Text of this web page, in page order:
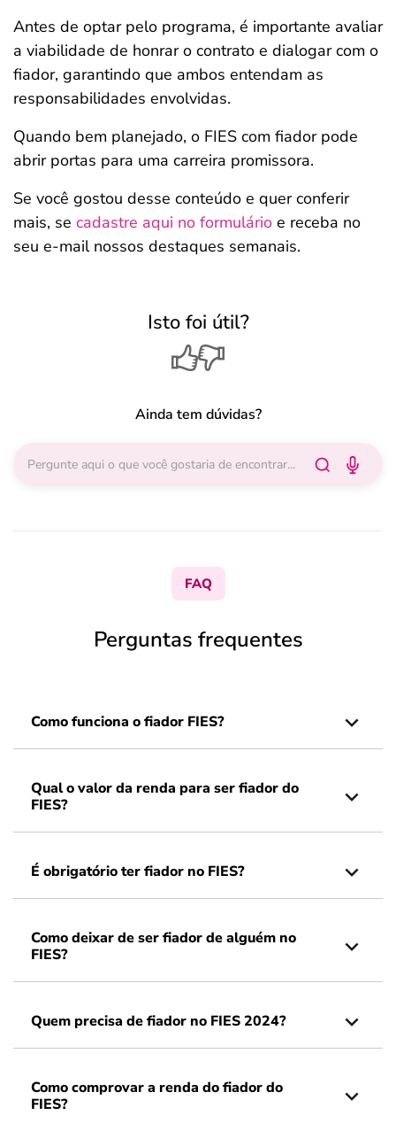
Antes de optar pelo programa, é importante avaliar
a viabilidade de honrar o contrato e dialogar com o
fiador, garantindo que ambos entendam as
responsabilidades envolvidas.
Quando bem planejado, o FIES com fiador pode
abrir portas para uma carreira promissora.
Se você gostou desse conteúdo e quer conferir
mais, se cadastre aqui no formulário e receba no
seu e-mail nossos destaques semanais.
Isto foi útil?
Ainda tem dúvidas?
FAQ
Perguntas frequentes
Como funciona o fiador FIES?
Qual o valor da renda para ser fiador do
FIES?
É obrigatório ter fiador no FIES?
Como deixar de ser fiador de alguém no
FIES?
Quem precisa de fiador no FIES 2024?
Como comprovar a renda do fiador do
FIES?